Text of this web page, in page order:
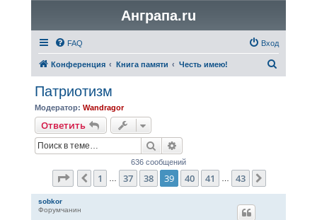
Анграпа.ru
FAQ Вход
Конференция Книга памяти Честь имею!
Патриотизм
Модератор: Wandragor
Ответить
Поиск
636 сообщений
Страница 39из 43
Пред.
1 37 38 39 40 41 43
sobkor
Форумчанин